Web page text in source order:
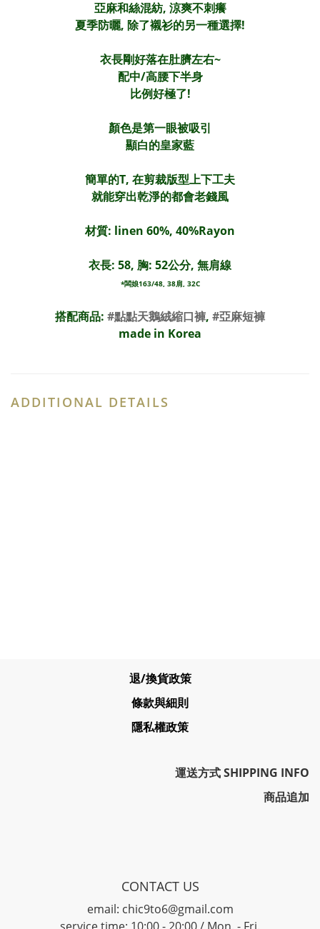
亞麻和絲混紡, 涼爽不刺癢
夏季防曬, 除了襯衫的另一種選擇!
衣長剛好落在肚臍左右~
配中/高腰下半身
比例好極了!
顏色是第一眼被吸引
顯白的皇家藍
簡單的T, 在剪裁版型上下工夫
就能穿出乾淨的都會老錢風
材質: linen 60%, 40%Rayon
衣長: 58, 胸: 52公分, 無肩線
*闆娘163/48, 38肩, 32C
搭配商品: #點點天鵝絨縮口褲, #亞麻短褲
made in Korea
ADDITIONAL DETAILS
退/換貨政策
條款與細則
隱私權政策
運送方式 SHIPPING INFO
商品追加
CONTACT US
email: chic9to6@gmail.com